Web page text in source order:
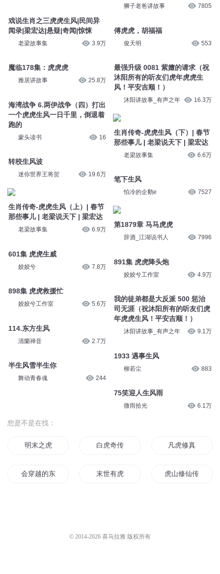
戏说生肖之三虎虎生风|民间异
闻录|梁宏达|悬疑|奇闻|惊悚
老梁故事集 3.9万
魔临178集：虎虎虎
雅居讲故事 25.8万
海湾战争 6.两伊战争（四）打出
一个虎虎生风一日千里，倒退着
跑的
蒙头读书 16
转校生风波
迷你世界王将贺 19.6万
生肖传奇-虎虎生风（上）| 春节
那些事儿 | 老梁说天下 | 梁宏达
老梁故事集 6.9万
601集 虎虎生威
姣姣兮 7.8万
898集 虎虎救援忙
姣姣兮工作室 5.6万
114.东方生风
清蘭禅音 2.7万
半生风雪半生你
舞动青春魂 244
狮子老爸讲故事 7805
傅虎虎，胡福福
俊天明 553
最强升级 0081 紫嬗的请求（祝
沐阳所有的听友们虎年虎虎生
风！平安吉顺！）
沐阳讲故事_有声之年 16.3万
生肖传奇-虎虎生风（下）| 春节
那些事儿 | 老梁说天下 | 梁宏达
老梁故事集 6.6万
笔下生风
怕冷的企鹅e 7527
第1879章 马马虎虎
辞酒_江湖说书人 7996
891集 虎虎降头炮
姣姣兮工作室 4.9万
我的徒弟都是大反派 500 惩治
司无涯（祝沐阳所有的听友们虎
年虎虎生风！平安吉顺！）
沐阳讲故事_有声之年 9.1万
1933 遇事生风
柳若尘 883
75笑迎人生风雨
微雨拾光 6.1万
您是不是在找：
明末之虎 白虎奇传 凡虎修真
会穿越的东北虎 末世有虎 虎山修仙传
© 2014-2026 喜马拉雅 版权所有